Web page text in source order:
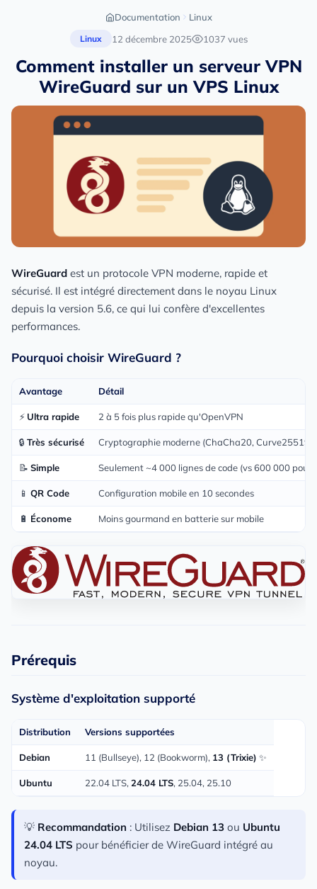
Documentation Linux
Linux 12 décembre 2025 1037 vues
Comment installer un serveur VPN
WireGuard sur un VPS Linux
WireGuard est un protocole VPN moderne, rapide et
sécurisé. Il est intégré directement dans le noyau Linux
depuis la version 5.6, ce qui lui confère d'excellentes
performances.
Pourquoi choisir WireGuard ?
Avantage Détail
⚡ Ultra rapide 2 à 5 fois plus rapide qu'OpenVPN
🔒 Très sécurisé Cryptographie moderne (ChaCha20, Curve25519)
📝 Simple Seulement ~4 000 lignes de code (vs 600 000 pour
📱 QR Code Configuration mobile en 10 secondes
🔋 Économe Moins gourmand en batterie sur mobile
Prérequis
Système d'exploitation supporté
Distribution Versions supportées
Debian 11 (Bullseye), 12 (Bookworm), 13 (Trixie) ✨
Ubuntu 22.04 LTS, 24.04 LTS, 25.04, 25.10
💡 Recommandation : Utilisez Debian 13 ou Ubuntu
24.04 LTS pour bénéficier de WireGuard intégré au
noyau.